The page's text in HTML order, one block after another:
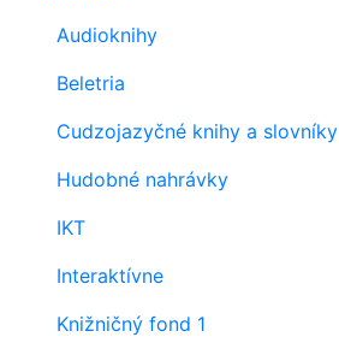
Audioknihy
Beletria
Cudzojazyčné knihy a slovníky
Hudobné nahrávky
IKT
Interaktívne
Knižničný fond 1